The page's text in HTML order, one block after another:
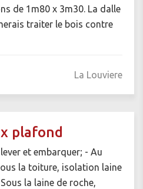
de 1m80 x 3m30. La dalle
traiter le bois contre
La Louviere
plafond
et embarquer; - Au
la toiture, isolation laine
la laine de roche,